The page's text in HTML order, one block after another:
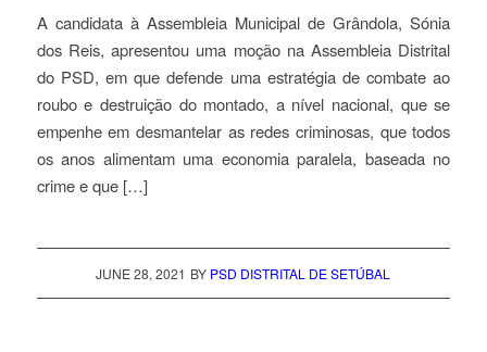
A candidata à Assembleia Municipal de Grândola, Sónia
dos Reis, apresentou uma moção na Assembleia Distrital
do PSD, em que defende uma estratégia de combate ao
roubo e destruição do montado, a nível nacional, que se
empenhe em desmantelar as redes criminosas, que todos
os anos alimentam uma economia paralela, baseada no
crime e que […]
JUNE 28, 2021 BY PSD DISTRITAL DE SETÚBAL